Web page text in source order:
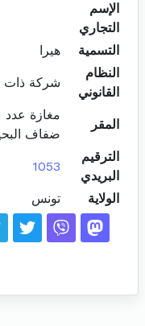
الإسم
التجاري
التسمية
هيرا
النظام
القانوني
شركة ذات
المقر
ضفاف
الترقيم
البريدي
1053
الولاية تونس